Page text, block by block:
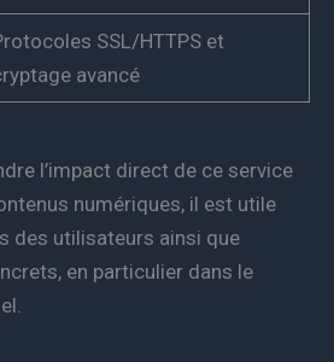
SSL/HTTPS et
avancé
l’impact direct de ce service
numériques, il est utile
des utilisateurs ainsi que
en particulier dans le